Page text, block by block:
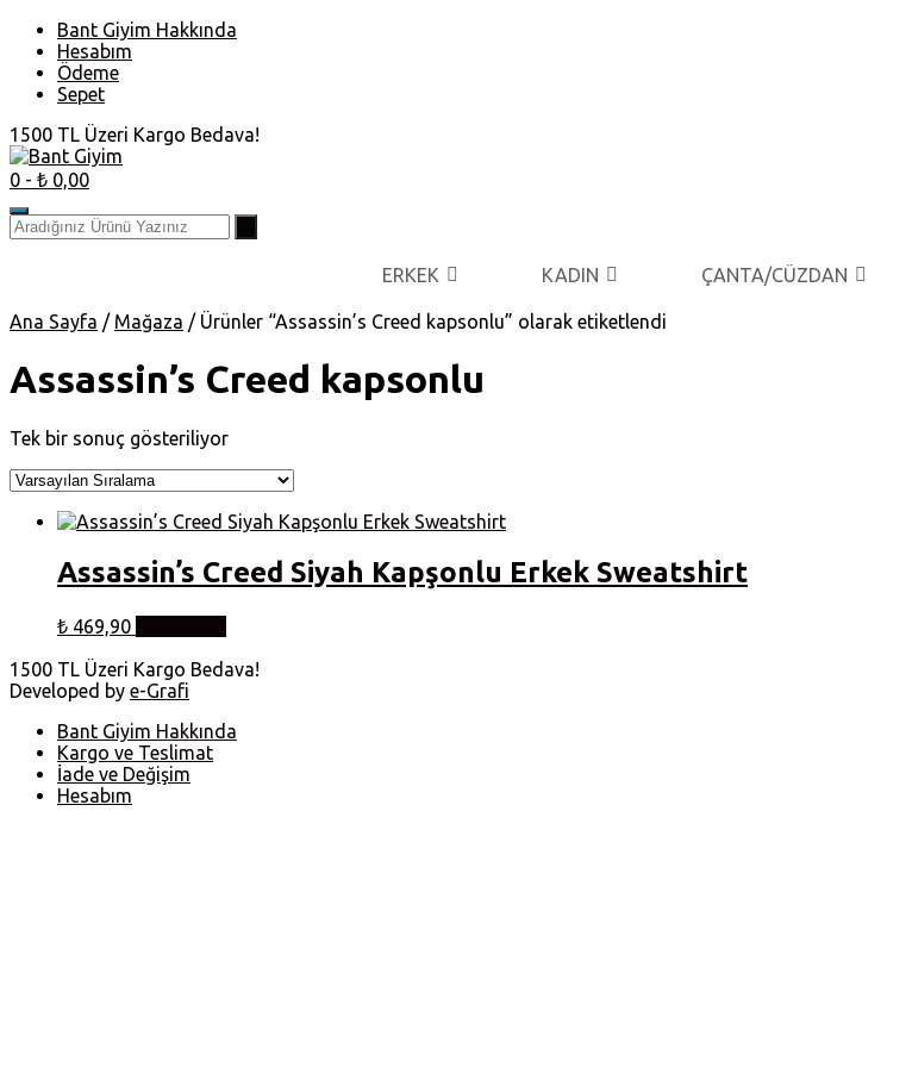
Skip
content
Bant Giyim Hakkında
Hesabım
Ödeme
Sepet
1500 TL Üzeri Kargo Bedava!
0 - ₺ 0,00
ERKEK KADIN ÇANTA/CÜZDAN
Ana Sayfa / Mağaza / Ürünler “Assassin’s Creed kapsonlu” olarak etiketlendi
Assassin’s Creed kapsonlu
Tek bir sonuç gösteriliyor
Assassin’s Creed Siyah Kapşonlu Erkek Sweatshirt
₺ 469,90
Bu
ürünün
birden
var.
1500 TL Üzeri Kargo Bedava!
Developed by e-Grafi
Bant Giyim Hakkında
Kargo ve Teslimat
İade ve Değişim
Hesabım